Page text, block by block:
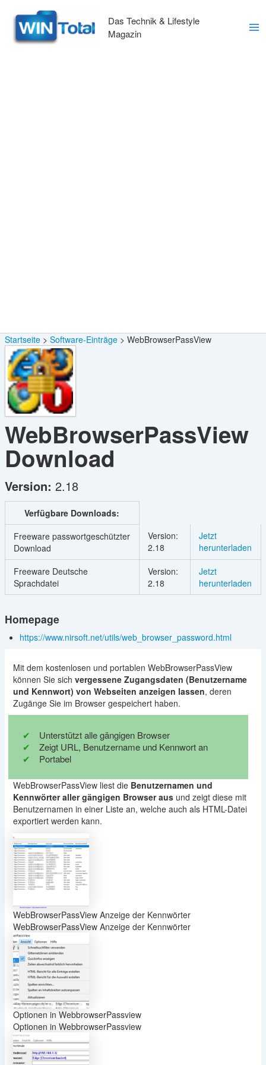
Inhalt
springen
Das Technik & Lifestyle
Magazin
Startseite Software-Einträge WebBrowserPassView
WebBrowserPassView
Download
Version: 2.18
Verfügbare Downloads:
Freeware passwortgeschützter
Download
Version:
2.18
Jetzt
herunterladen
Freeware Deutsche
Sprachdatei
Version:
2.18
Jetzt
herunterladen
Homepage
https://www.nirsoft.net/utils/web_browser_password.html
Mit dem kostenlosen und portablen WebBrowserPassView
können Sie sich vergessene Zugangsdaten (Benutzername
und Kennwort) von Webseiten anzeigen lassen, deren
Zugänge Sie im Browser gespeichert haben.
Unterstützt alle gängigen Browser
Zeigt URL, Benutzername und Kennwort an
Portabel
WebBrowserPassView liest die Benutzernamen und
Kennwörter aller gängigen Browser ausund zeigt diese mit
Benutzernamen in einer Liste an, welche auch als HTML-Datei
exportiert werden kann.
WebBrowserPassView Anzeige der Kennwörter
WebBrowserPassView Anzeige der Kennwörter
Optionen in WebbrowserPassview
Optionen in WebbrowserPassview